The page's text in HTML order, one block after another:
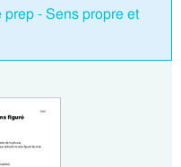
- Sens propre et